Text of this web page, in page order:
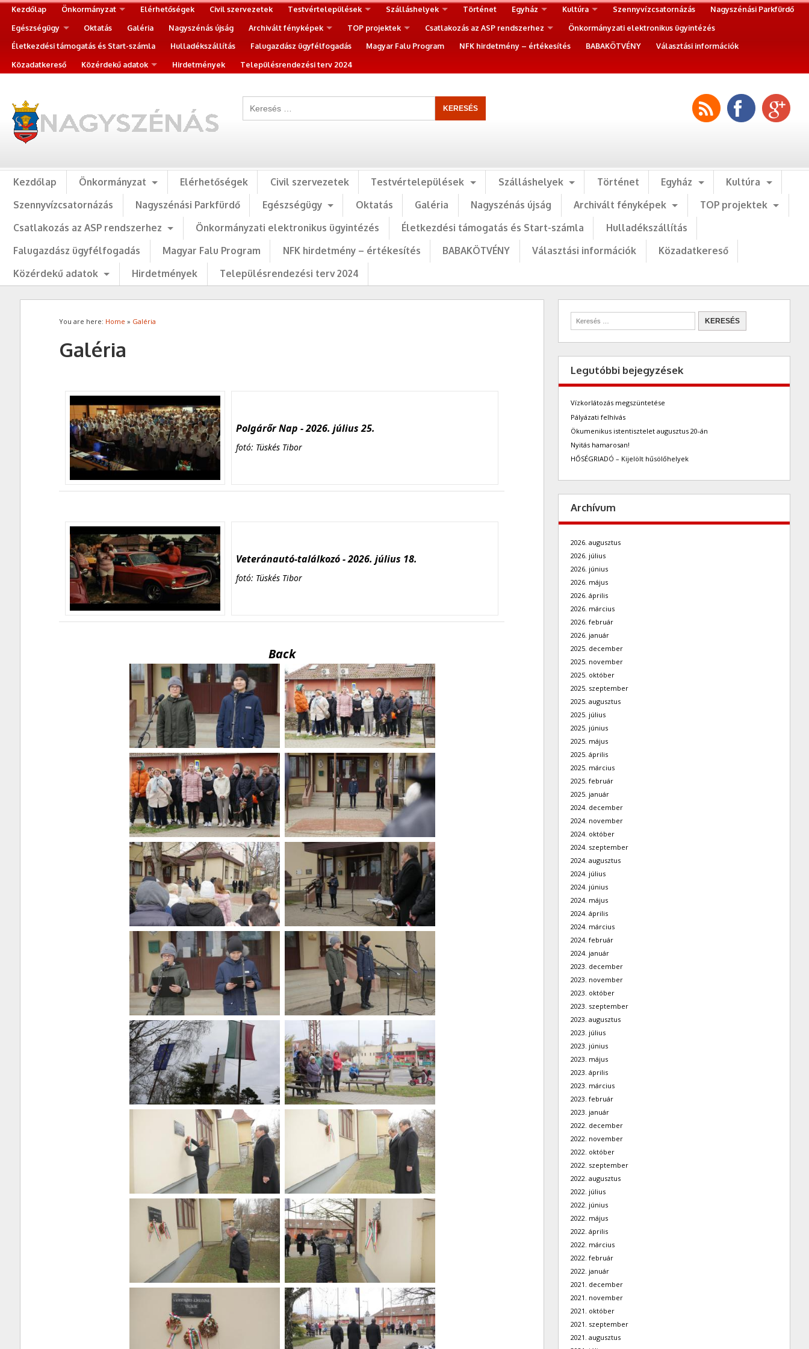
Kezdőlap Önkormányzat Elérhetőségek Civil szervezetek Testvértelepülések Szálláshelyek Történet Egyház Kultúra Szennyvízcsatornázás
Nagyszénási Parkfürdő
Egészségügy
Oktatás Galéria Nagyszénás újság Archivált fényképek TOP projektek Csatlakozás az ASP rendszerhez
Önkormányzati elektronikus ügyintézés
Életkezdési támogatás és Start-számla
Hulladékszállítás Falugazdász ügyfélfogadás Magyar Falu Program NFK hirdetmény – értékesítés BABAKÖTVÉNY
Választási információk
Közadatkereső
Közérdekű adatok Hirdetmények Településrendezési terv 2024
Kezdőlap Önkormányzat Elérhetőségek Civil szervezetek Testvértelepülések Szálláshelyek Történet Egyház
Kultúra
Szennyvízcsatornázás
Nagyszénási Parkfürdő Egészségügy Oktatás Galéria Nagyszénás újság Archivált fényképek
TOP projektek
Csatlakozás az ASP rendszerhez
Önkormányzati elektronikus ügyintézés Életkezdési támogatás és Start-számla
Hulladékszállítás
Falugazdász ügyfélfogadás
Magyar Falu Program NFK hirdetmény – értékesítés BABAKÖTVÉNY Választási információk
Közadatkereső
Közérdekű adatok
Hirdetmények Településrendezési terv 2024
You are here: Home » Galéria
Galéria
Polgárőr Nap - 2026. július 25.
fotó: Tüskés Tibor
Veteránautó-találkozó - 2026. július 18.
fotó: Tüskés Tibor
Back
Legutóbbi bejegyzések
Vízkorlátozás megszüntetése
Pályázati felhívás
Ökumenikus istentisztelet augusztus 20-án
Nyitás hamarosan!
HŐSÉGRIADÓ – Kijelölt hűsölőhelyek
Archívum
2026. augusztus
2026. július
2026. június
2026. május
2026. április
2026. március
2026. február
2026. január
2025. december
2025. november
2025. október
2025. szeptember
2025. augusztus
2025. július
2025. június
2025. május
2025. április
2025. március
2025. február
2025. január
2024. december
2024. november
2024. október
2024. szeptember
2024. augusztus
2024. július
2024. június
2024. május
2024. április
2024. március
2024. február
2024. január
2023. december
2023. november
2023. október
2023. szeptember
2023. augusztus
2023. július
2023. június
2023. május
2023. április
2023. március
2023. február
2023. január
2022. december
2022. november
2022. október
2022. szeptember
2022. augusztus
2022. július
2022. június
2022. május
2022. április
2022. március
2022. február
2022. január
2021. december
2021. november
2021. október
2021. szeptember
2021. augusztus